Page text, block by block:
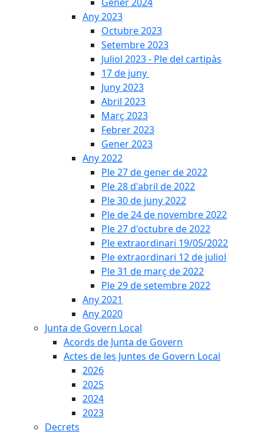
Any 2023
Octubre 2023
Setembre 2023
Juliol 2023 - Ple del cartipàs
17 de juny
Juny 2023
Abril 2023
Març 2023
Febrer 2023
Gener 2023
Any 2022
Ple 27 de gener de 2022
Ple 28 d'abril de 2022
Ple 30 de juny 2022
Ple de 24 de novembre 2022
Ple 27 d'octubre de 2022
Ple extraordinari 19/05/2022
Ple extraordinari 12 de juliol
Ple 31 de març de 2022
Ple 29 de setembre 2022
Any 2021
Any 2020
Junta de Govern Local
Acords de Junta de Govern
Actes de les Juntes de Govern Local
2026
2025
2024
2023
Decrets